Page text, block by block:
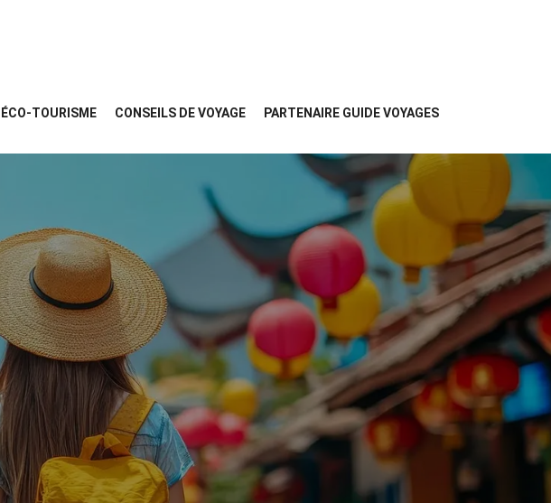
ÉCO-TOURISME CONSEILS DE VOYAGE PARTENAIRE GUIDE VOYAGES